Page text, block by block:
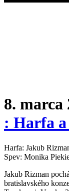
8. marca
: Harfa a
Harfa: Jakub
Spev: Monika
Jakub Rizman
bratislavského